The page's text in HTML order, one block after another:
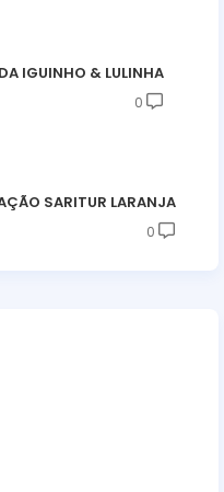
IGUINHO & LULINHA
0
SARITUR LARANJA
0